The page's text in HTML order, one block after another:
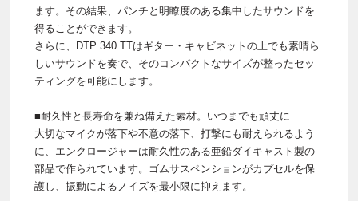
ます。その結果、パンチと明瞭度のある集中したサウンドを
得ることができます。
さらに、DTP 340 TTはギター・キャビネットの上でも素晴ら
しいサウンドを奏で、そのコンパクトなサイズが整ったセッ
ティングを可能にします。
■耐久性と長寿命を兼ね備えた素材。いつまでも頑丈に
大切なマイクが落下や不意の落下、打撃にも耐えられるよう
に、エンクロージャーは耐久性のある亜鉛ダイキャスト製の
部品で作られています。ゴムサスペンションがカプセルを保
護し、振動によるノイズを最小限に抑えます。